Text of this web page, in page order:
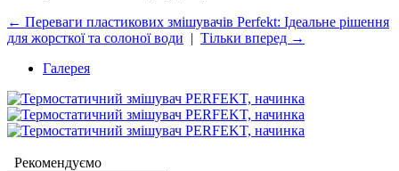
← Переваги пластикових змішувачів Perfekt: Ідеальне рішення
для жорсткої та солоної води | Тільки вперед →
Галерея
Рекомендуємо